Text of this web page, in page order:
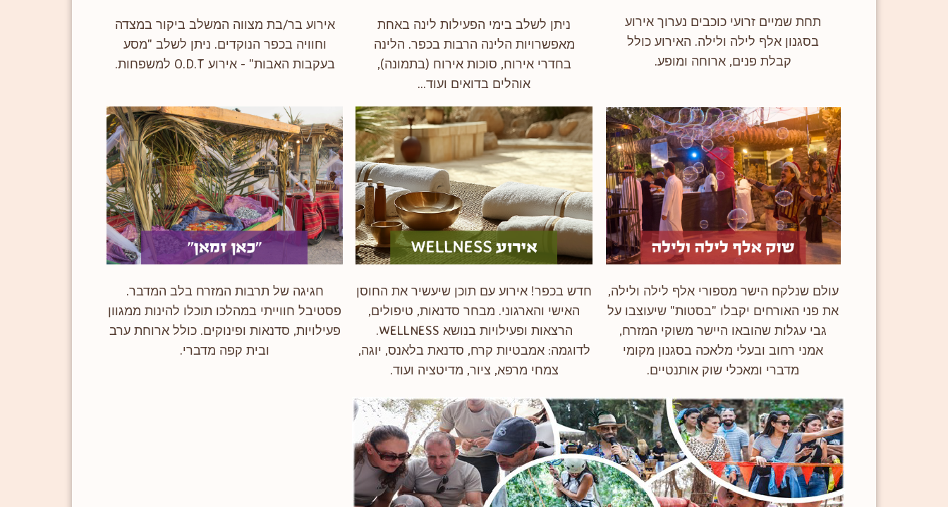
תחת שמיים זרועי כוכבים נערוך אירוע
בסגנון אלף לילה ולילה. האירוע כולל
קבלת פנים, ארוחה ומופע.
ניתן לשלב בימי הפעילות לינה באחת
מאפשרויות הלינה הרבות בכפר. הלינה
בחדרי אירוח, סוכות אירוח (בתמונה),
אוהלים בדואים ועוד...
אירוע בר/בת מצווה המשלב ביקור במצדה
וחוויה בכפר הנוקדים. ניתן לשלב "מסע
בעקבות האבות" - אירוע O.D.T למשפחות.
עולם שנלקח הישר מספורי אלף לילה ולילה,
את פני האורחים יקבלו "בסטות" שיעוצבו על
גבי עגלות שהובאו היישר משוקי המזרח,
אמני רחוב ובעלי מלאכה בסגנון מקומי
מדברי ומאכלי שוק אותנטיים.
חדש בכפר! אירוע עם תוכן שיעשיר את החוסן
האישי והארגוני. מבחר סדנאות, טיפולים,
הרצאות ופעילויות בנושא WELLNESS.
לדוגמה: אמבטיות קרח, סדנאת בלאנס, יוגה,
צמחי מרפא, ציור, מדיטציה ועוד.
חגיגה של תרבות המזרח בלב המדבר.
פסטיבל חווייתי במהלכו תוכלו להינות ממגוון
פעילויות, סדנאות ופינוקים. כולל ארוחת ערב
ובית קפה מדברי.